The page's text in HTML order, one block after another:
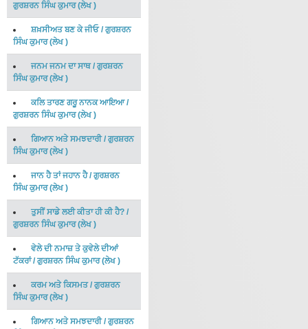
ਗੁਰਸ਼ਰਨ ਸਿੰਘ ਕੁਮਾਰ(ਲੇਖ)
ਸ਼ਖ਼ਸੀਅਤ ਬਣ ਕੇ ਜੀਓ/ਗੁਰਸ਼ਰਨ
ਸਿੰਘ ਕੁਮਾਰ(ਲੇਖ)
ਜਨਮ ਜਨਮ ਦਾ ਸਾਥ/ ਗੁਰਸ਼ਰਨ
ਸਿੰਘ ਕੁਮਾਰ(ਲੇਖ)
ਕਲਿ ਤਾਰਣ ਗਰੂ ਨਾਨਕ ਆਇਆ/
ਗੁਰਸ਼ਰਨ ਸਿੰਘ ਕੁਮਾਰ(ਲੇਖ)
ਗਿਆਨ ਅਤੇ ਸਮਝਦਾਰੀ/ ਗੁਰਸ਼ਰਨ
ਸਿੰਘ ਕੁਮਾਰ(ਲੇਖ)
ਜਾਨ ਹੈ ਤਾਂ ਜਹਾਨ ਹੈ/ਗੁਰਸ਼ਰਨ
ਸਿੰਘ ਕੁਮਾਰ(ਲੇਖ)
ਤੁਸੀਂ ਸਾਡੇ ਲਈ ਕੀਤਾ ਹੀ ਕੀ ਹੈ? /
ਗੁਰਸ਼ਰਨ ਸਿੰਘ ਕੁਮਾਰ(ਲੇਖ)
ਵੇਲੇ ਦੀ ਨਮਾਜ਼ ਤੇ ਕੁਵੇਲੇ ਦੀਆਂ
ਟੱਕਰਾਂ/ਗੁਰਸ਼ਰਨ ਸਿੰਘ ਕੁਮਾਰ(ਲੇਖ)
ਕਰਮ ਅਤੇ ਕਿਸਮਤ/ ਗੁਰਸ਼ਰਨ
ਸਿੰਘ ਕੁਮਾਰ(ਲੇਖ)
ਗਿਆਨ ਅਤੇ ਸਮਝਦਾਰੀ/ਗੁਰਸ਼ਰਨ